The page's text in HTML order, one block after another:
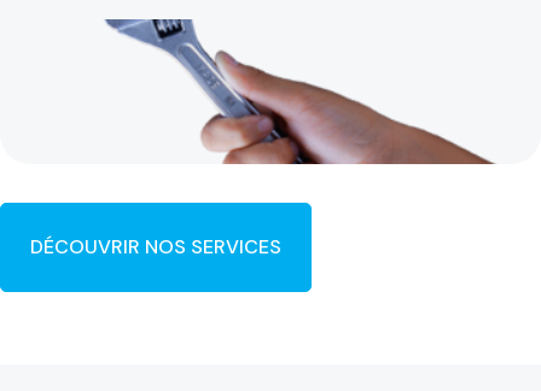
DÉCOUVRIR NOS SERVICES